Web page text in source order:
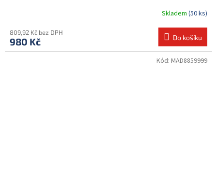
Skladem (50 ks)
809,92 Kč bez DPH
980 Kč Do košíku
Kód: MAD8859999